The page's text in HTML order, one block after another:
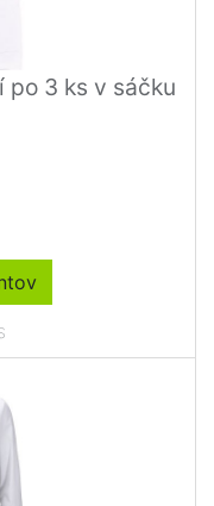
po 3 ks v sáčku